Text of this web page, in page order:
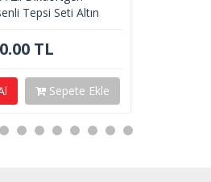
Tepsi Seti Altın
0.00 TL
Sepete Ekle